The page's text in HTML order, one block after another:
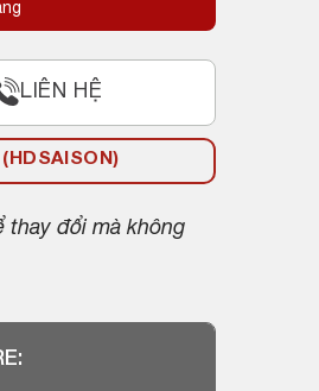
LIÊN HỆ
thay đổi mà không